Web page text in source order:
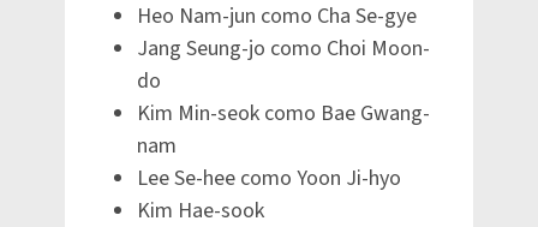
Heo Nam-jun como Cha Se-gye
Jang Seung-jo como Choi Moon-
do
Kim Min-seok como Bae Gwang-
nam
Lee Se-hee como Yoon Ji-hyo
Kim Hae-sook